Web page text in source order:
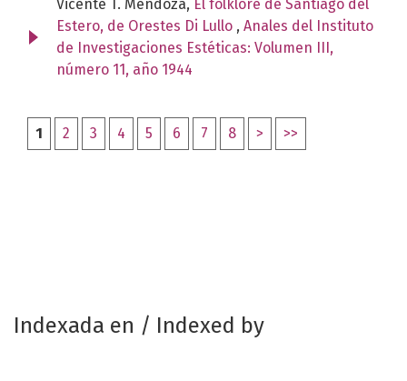
Vicente T. Mendoza, El folklore de Santiago del
Estero, de Orestes Di Lullo , Anales del Instituto
de Investigaciones Estéticas: Volumen III,
número 11, año 1944
1 2 3 4 5 6 7 8 > >>
Indexada en / Indexed by